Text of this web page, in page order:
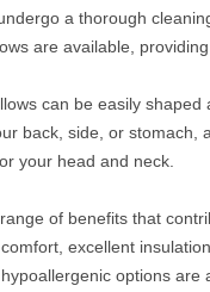
a thorough
are available,
can be easily
back, side, or stomach,
your head and neck.
of benefits that
excellent
options